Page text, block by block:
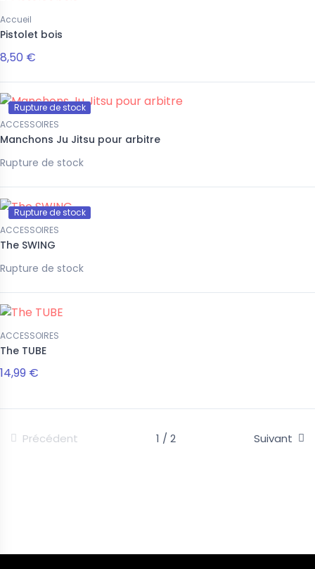
Accueil
Pistolet bois
8,50 €
Rupture de stock
ACCESSOIRES
Manchons Ju Jitsu pour arbitre
Rupture de stock
Rupture de stock
ACCESSOIRES
The SWING
Rupture de stock
ACCESSOIRES
The TUBE
14,99 €
Précédent 1 / 2 Suivant